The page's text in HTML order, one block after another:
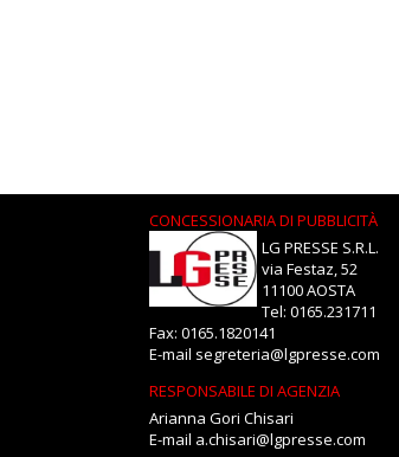
CONCESSIONARIA DI PUBBLICITÀ
LG PRESSE S.R.L.
via Festaz, 52
11100 AOSTA
Tel: 0165.231711
Fax: 0165.1820141
E-mail segreteria@lgpresse.com
RESPONSABILE DI AGENZIA
Arianna Gori Chisari
E-mail a.chisari@lgpresse.com